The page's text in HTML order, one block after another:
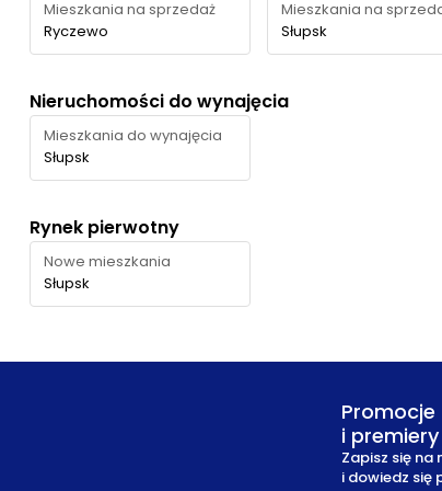
Mieszkania na sprzedaż
Ryczewo
Mieszkania na
Słupsk
Nieruchomości do wynajęcia
Mieszkania do wynajęcia
Słupsk
Rynek pierwotny
Nowe mieszkania
Słupsk
Promocje
i
Zapisz się na
i dowiedz się